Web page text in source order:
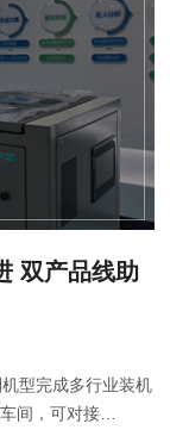
双产品线助
型完成多行业装机
间，可对接